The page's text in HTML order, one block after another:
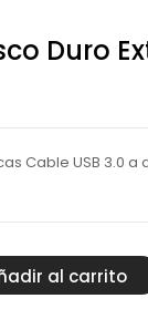
Duro
Cable USB 3.0
al carrito